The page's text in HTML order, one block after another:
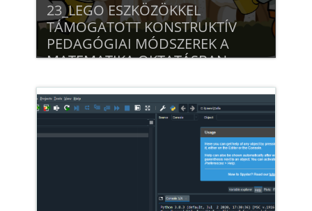
23_LEGO ESZKÖZÖKKEL
TÁMOGATOTT KONSTRUKTÍV
PEDAGÓGIAI MÓDSZEREK A
MATEMATIKA OKTATÁSBAN